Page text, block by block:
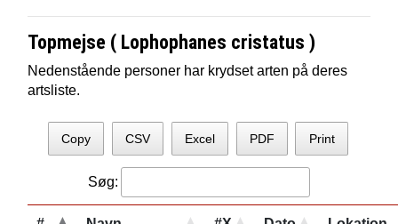
Topmejse ( Lophophanes cristatus )
Nedenstående personer har krydset arten på deres
artsliste.
Copy CSV Excel PDF Print
Søg: